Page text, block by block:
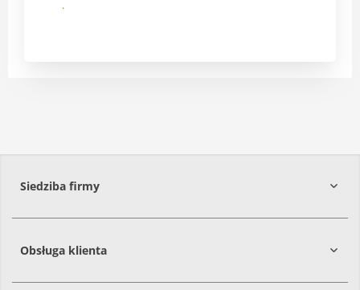
Submit
Siedziba firmy
Obsługa klienta